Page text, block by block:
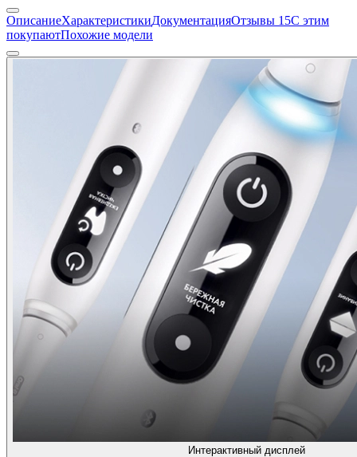
ОписаниеХарактеристикиДокументацияОтзывы 15С этим
покупаютПохожие модели
Интерактивный дисплей